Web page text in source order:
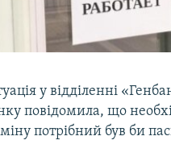
у відділенні
повідомила, що
потрібний був би